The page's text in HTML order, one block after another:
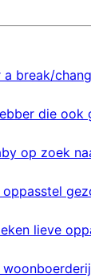
break/
die ook
op zoek
lieve